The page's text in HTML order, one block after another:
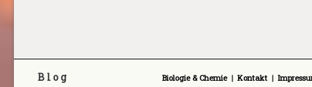
B l o g Biologie & Chemie| Kontakt |